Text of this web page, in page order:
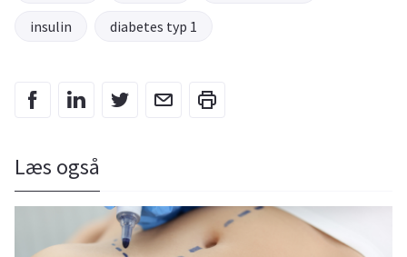
insulin diabetes typ 1
Læs også